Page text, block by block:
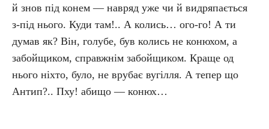
й знов під конем — навряд уже чи й видряпається
з-під нього. Куди там!.. А колись… ого-го! А ти
думав як? Він, голубе, був колись не конюхом, а
забойщиком, справжнім забойщиком. Краще од
нього ніхто, було, не врубає вугілля. А тепер що
Антип?.. Пху! абищо — конюх…